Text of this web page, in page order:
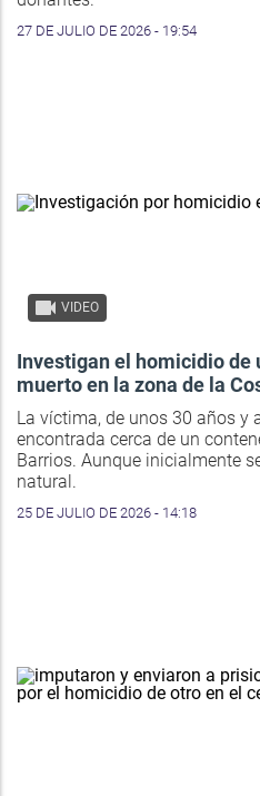
27 DE JULIO DE 2026 - 19:54
VIDEO
Investigan el homicidio de
muerto en la zona de la
La víctima, de unos 30 años y
encontrada cerca de un
Barrios. Aunque inicialmente
natural.
25 DE JULIO DE 2026 - 14:18